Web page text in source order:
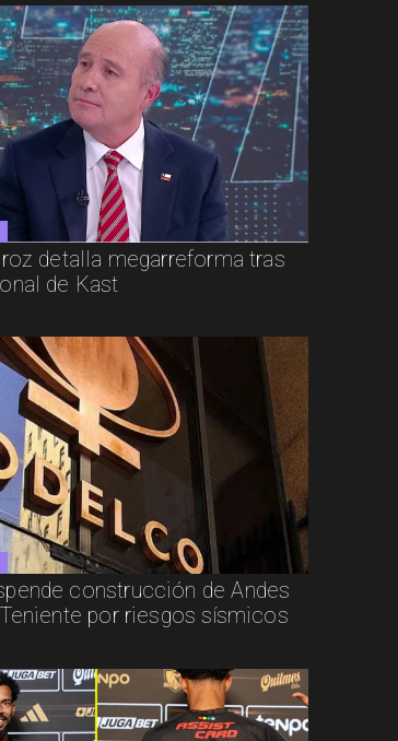
detalla megarreforma tras
de Kast
construcción de Andes
por riesgos sísmicos